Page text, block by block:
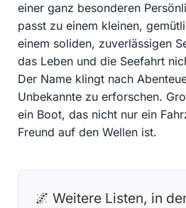
einer ganz besonderen
passt zu einem kleinen,
einem soliden, zuverlässigen
das Leben und die Seefahrt
Der Name klingt nach
Unbekannte zu erforschen.
ein Boot, das nicht nur ein
Freund auf den Wellen ist.
🌌 Weitere Listen, in